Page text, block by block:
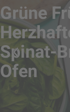
Grüne
Spinat-
Ofen